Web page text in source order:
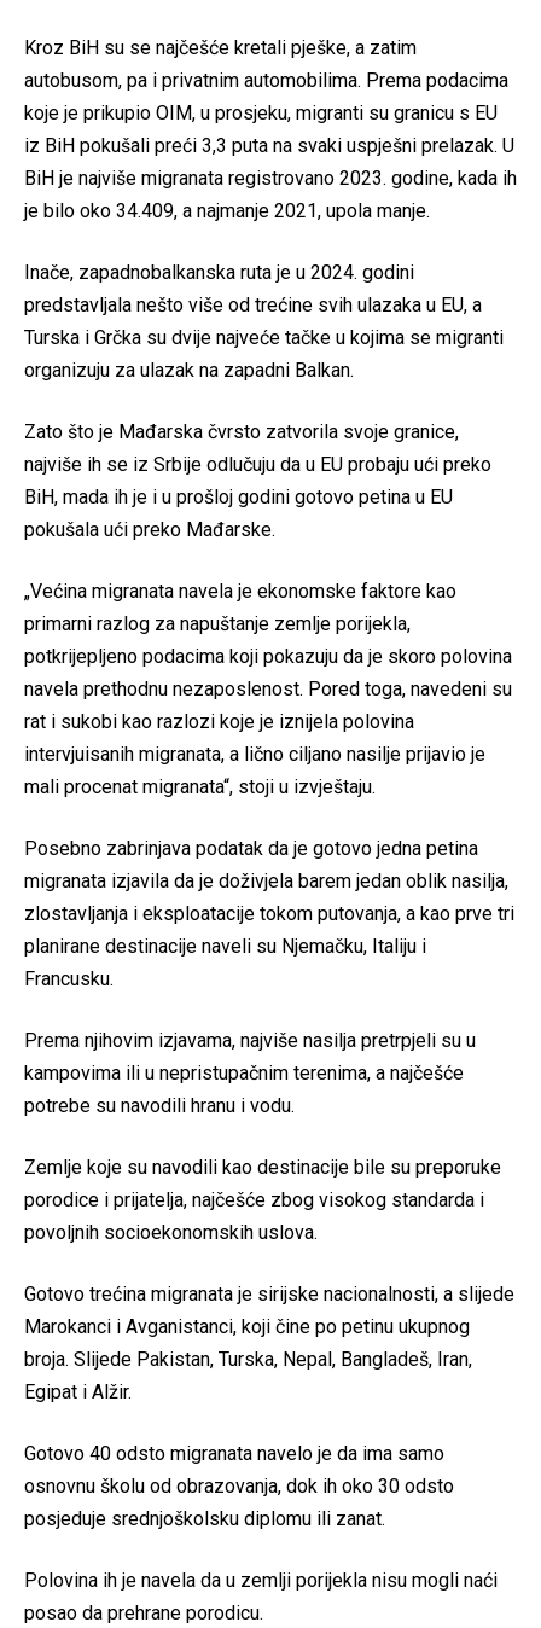
Kroz BiH su se najčešće kretali pješke, a zatim
autobusom, pa i privatnim automobilima. Prema podacima
koje je prikupio OIM, u prosjeku, migranti su granicu s EU
iz BiH pokušali preći 3,3 puta na svaki uspješni prelazak. U
BiH je najviše migranata registrovano 2023. godine, kada ih
je bilo oko 34.409, a najmanje 2021, upola manje.
Inače, zapadnobalkanska ruta je u 2024. godini
predstavljala nešto više od trećine svih ulazaka u EU, a
Turska i Grčka su dvije najveće tačke u kojima se migranti
organizuju za ulazak na zapadni Balkan.
Zato što je Mađarska čvrsto zatvorila svoje granice,
najviše ih se iz Srbije odlučuju da u EU probaju ući preko
BiH, mada ih je i u prošloj godini gotovo petina u EU
pokušala ući preko Mađarske.
„Većina migranata navela je ekonomske faktore kao
primarni razlog za napuštanje zemlje porijekla,
potkrijepljeno podacima koji pokazuju da je skoro polovina
navela prethodnu nezaposlenost. Pored toga, navedeni su
rat i sukobi kao razlozi koje je iznijela polovina
intervjuisanih migranata, a lično ciljano nasilje prijavio je
mali procenat migranata“, stoji u izvještaju.
Posebno zabrinjava podatak da je gotovo jedna petina
migranata izjavila da je doživjela barem jedan oblik nasilja,
zlostavljanja i eksploatacije tokom putovanja, a kao prve tri
planirane destinacije naveli su Njemačku, Italiju i
Francusku.
Prema njihovim izjavama, najviše nasilja pretrpjeli su u
kampovima ili u nepristupačnim terenima, a najčešće
potrebe su navodili hranu i vodu.
Zemlje koje su navodili kao destinacije bile su preporuke
porodice i prijatelja, najčešće zbog visokog standarda i
povoljnih socioekonomskih uslova.
Gotovo trećina migranata je sirijske nacionalnosti, a slijede
Marokanci i Avganistanci, koji čine po petinu ukupnog
broja. Slijede Pakistan, Turska, Nepal, Bangladeš, Iran,
Egipat i Alžir.
Gotovo 40 odsto migranata navelo je da ima samo
osnovnu školu od obrazovanja, dok ih oko 30 odsto
posjeduje srednjoškolsku diplomu ili zanat.
Polovina ih je navela da u zemlji porijekla nisu mogli naći
posao da prehrane porodicu.